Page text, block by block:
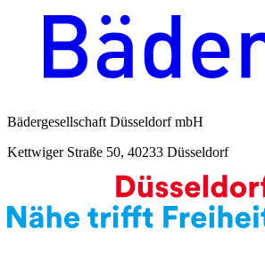
Bädergesellschaft Düsseldorf mbH
Kettwiger Straße 50, 40233 Düsseldorf